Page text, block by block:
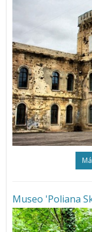
Museo 'Poliana